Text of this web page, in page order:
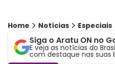
Home Notícias Especiais
Siga o Aratu ON no
E veja as notícias do
com destaque nas suas